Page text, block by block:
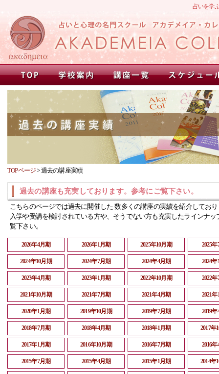
占いを学
TOPページ>過去の講座実績
過去の講座も充実しております。参考にご覧下さい。
こちらのページでは過去に開催した 数多くの講座の実績を紹介してお
入学や受講を検討されている方や、そうでない方も充実したラインナッ
覧下さい。
2026年4月期 2026年1月期 2025年10月期 2025
2024年10月期 2024年7月期 2024年4月期 2024
2023年4月期 2023年1月期 2022年10月期 2022
2021年10月期 2021年7月期 2021年4月期 2021
2020年1月期 2019年10月期 2019年7月期 2019
2018年7月期 2018年4月期 2018年1月期 2017年
2017年1月期 2016年10月期 2016年7月期 2016
2015年7月期 2015年4月期 2015年1月期 2014年